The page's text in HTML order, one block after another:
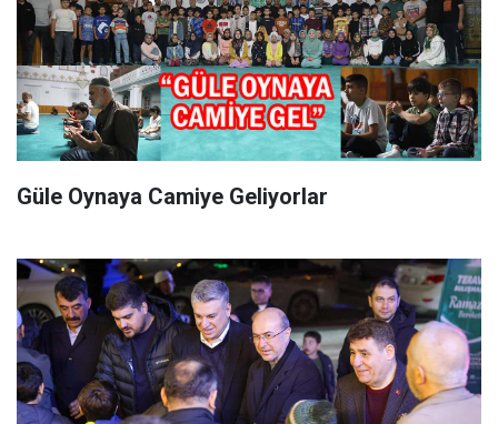
Güle Oynaya Camiye Geliyorlar